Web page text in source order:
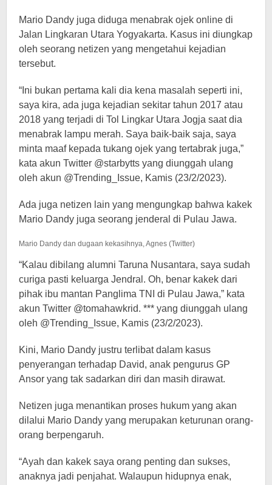
Mario Dandy juga diduga menabrak ojek online di
Jalan Lingkaran Utara Yogyakarta. Kasus ini diungkap
oleh seorang netizen yang mengetahui kejadian
tersebut.
“Ini bukan pertama kali dia kena masalah seperti ini,
saya kira, ada juga kejadian sekitar tahun 2017 atau
2018 yang terjadi di Tol Lingkar Utara Jogja saat dia
menabrak lampu merah. Saya baik-baik saja, saya
minta maaf kepada tukang ojek yang tertabrak juga,”
kata akun Twitter @starbytts yang diunggah ulang
oleh akun @Trending_Issue, Kamis (23/2/2023).
Ada juga netizen lain yang mengungkap bahwa kakek
Mario Dandy juga seorang jenderal di Pulau Jawa.
Mario Dandy dan dugaan kekasihnya, Agnes (Twitter)
“Kalau dibilang alumni Taruna Nusantara, saya sudah
curiga pasti keluarga Jendral. Oh, benar kakek dari
pihak ibu mantan Panglima TNI di Pulau Jawa,” kata
akun Twitter @tomahawkrid. *** yang diunggah ulang
oleh @Trending_Issue, Kamis (23/2/2023).
Kini, Mario Dandy justru terlibat dalam kasus
penyerangan terhadap David, anak pengurus GP
Ansor yang tak sadarkan diri dan masih dirawat.
Netizen juga menantikan proses hukum yang akan
dilalui Mario Dandy yang merupakan keturunan orang-
orang berpengaruh.
“Ayah dan kakek saya orang penting dan sukses,
anaknya jadi penjahat. Walaupun hidupnya enak,